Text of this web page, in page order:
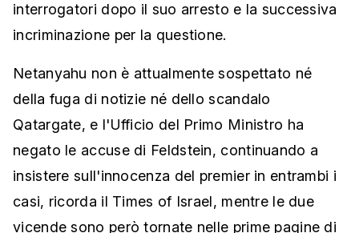
interrogatori dopo il suo arresto e la successiva
incriminazione per la questione.
Netanyahu non è attualmente sospettato né
della fuga di notizie né dello scandalo
Qatargate, e l'Ufficio del Primo Ministro ha
negato le accuse di Feldstein, continuando a
insistere sull'innocenza del premier in entrambi i
casi, ricorda il Times of Israel, mentre le due
vicende sono però tornate nelle prime pagine di